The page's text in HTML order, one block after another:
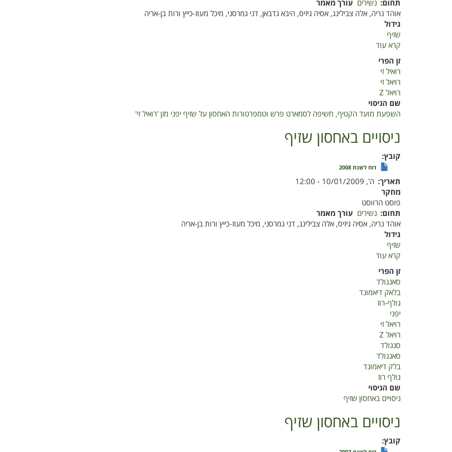
תחום נשירים עורך מאמר
אוהד נריה, אלה צבילינג, אסיה גיזיס, היבא גדבאן, דני גמרסני, מיכל מעוז-כייץ ורות בן-אריה
גידול
שזיף
קרא עוד
פרש
וטמפרטורות
על
מזן
'רואיל
זן הפרי
רואיל זי
רויאל זי
רויאל Z
שם הניסוי
השפעת מועד הקטיף, חשיפה לסמארט פרש וטמפרטורות האחסון על שזיף יפני מזן 'רואיל זי'
ניסויים באחסון שזיף
קובץ
דוח לשנת 2008
תאריך ה', 10/01/2009 - 12:00
מחקר
פוסט הרווסט
תחום נשירים עורך מאמר
אוהד נריה, אסיה גיזיס, אלה צבילינג, דני גמרסני, מיכל מעוז-כייץ ורות בן-אריה
גידול
שזיף
קרא עוד
זן הפרי
סאנגולד
בלאק דיאמונד
גולף-רוז
יפני
רויאל זי
רויאל Z
סנגולד
סאנגולד
בלק דיאמונד
גולף רוז
שם הניסוי
ניסויים באחסון שזיף
ניסויים באחסון שזיף
קובץ